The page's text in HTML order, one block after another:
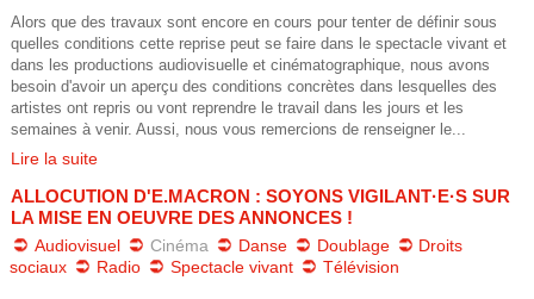
_
v
0
2
.
1
e
_
d
s
_
Alors que des travaux sont encore en cours pour tenter de définir sous
quelles conditions cette reprise peut se faire dans le spectacle vivant et
dans les productions audiovisuelle et cinématographique, nous avons
besoin d'avoir un aperçu des conditions concrètes dans lesquelles des
artistes ont repris ou vont reprendre le travail dans les jours et les
semaines à venir. Aussi, nous vous remercions de renseigner le...
Lire la suite
ALLOCUTION D'E.MACRON : SOYONS VIGILANT·E·S SUR
LA MISE EN OEUVRE DES ANNONCES !
Audiovisuel Cinéma Danse Doublage
Droits
sociaux
Radio Spectacle vivant Télévision